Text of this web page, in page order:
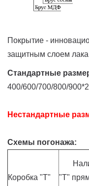
Покрытие -
защитным слоем
Стандартные
400/600/700/800/
Нестандартные
Схемы погонажа:
Коробка "Т"
"Т"